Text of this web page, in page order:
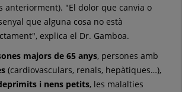
anteriorment). "El dolor que canvia o
que alguna cosa no està
explica el Dr. Gamboa.
majors de 65 anys, persones amb
(cardiovasculars, renals, hepàtiques…),
i nens petits, les malalties